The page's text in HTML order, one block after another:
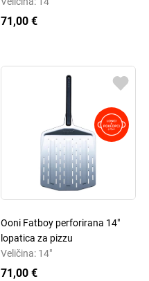
71,00 €
Ooni Fatboy perforirana 14"
lopatica za pizzu
Veličina: 14"
71,00 €